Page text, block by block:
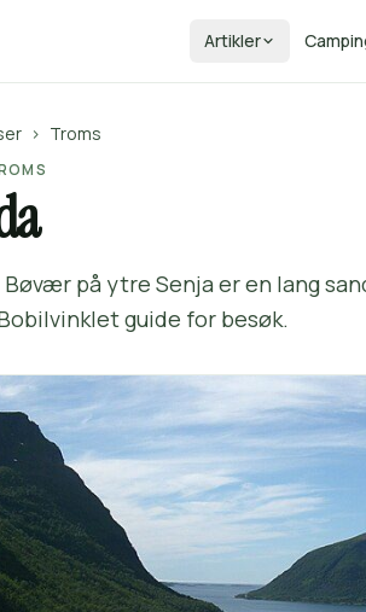
Artikler
› Troms
på ytre Senja er en lang
guide for besøk.